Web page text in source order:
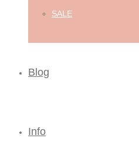
SALE
Blog
Info